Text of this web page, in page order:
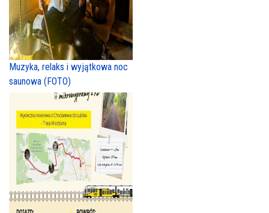
Muzyka, relaks i wyjątkowa noc
saunowa (FOTO)